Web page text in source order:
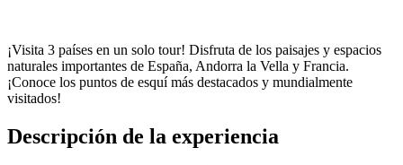
¡Visita 3 países en un solo tour! Disfruta de los paisajes y espacios
naturales importantes de España, Andorra la Vella y Francia.
¡Conoce los puntos de esquí más destacados y mundialmente
visitados!
Descripción de la experiencia